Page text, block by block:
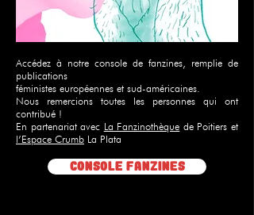
Accédez à notre console de fanzines, remplie de
publications
féministes européennes et sud-américaines.
Nous remercions toutes les personnes qui ont
contribué !
En partenariat avec La Fanzinothèque de Poitiers et
l’Espace Crumb La Plata
Console fanzines